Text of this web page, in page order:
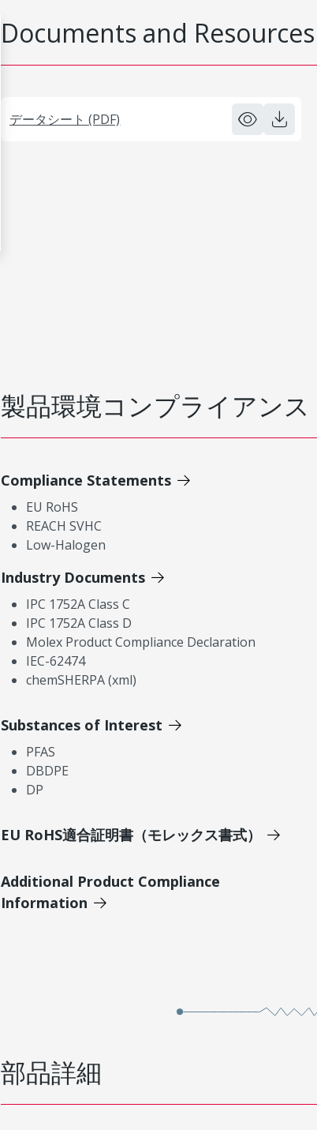
Documents and Resources
データシート (PDF)
製品環境コンプライアンス
Compliance Statements
EU RoHS
REACH SVHC
Low-Halogen
Industry Documents
IPC 1752A Class C
IPC 1752A Class D
Molex Product Compliance Declaration
IEC-62474
chemSHERPA (xml)
Substances of Interest
PFAS
DBDPE
DP
EU RoHS適合証明書（モレックス書式）
Additional Product Compliance
Information
部品詳細